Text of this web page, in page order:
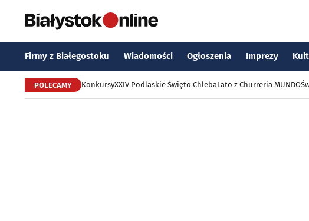
Firmy z Białegostoku Wiadomości Ogłoszenia Imprezy
POLECAMY KonkursyXXIV Podlaskie Święto ChlebaLato z Churreria MUNDO